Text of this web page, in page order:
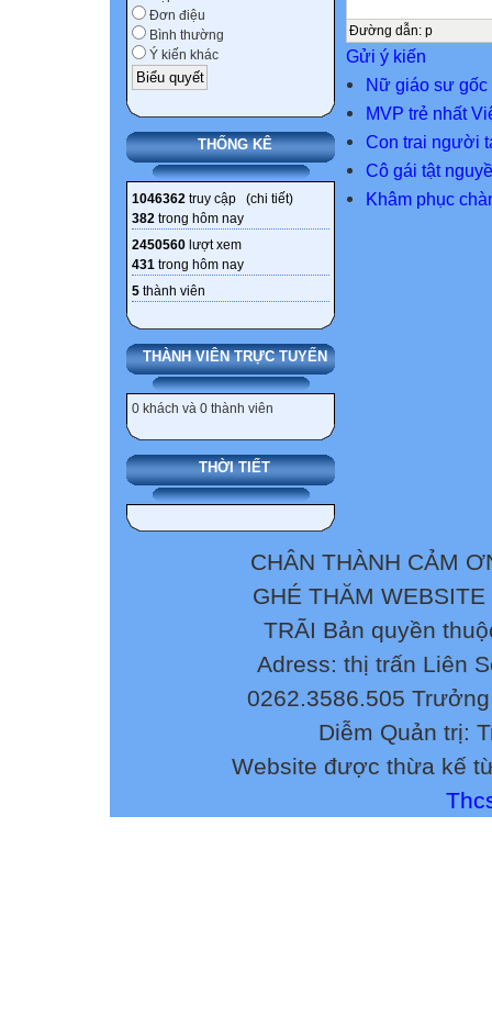
Đơn điệu
Bình thường
Ý kiến khác
THỐNG KÊ
1046362 truy cập (chi tiết)
382 trong hôm nay
2450560 lượt xem
431 trong hôm nay
5 thành viên
THÀNH VIÊN TRỰC TUYẾN
0 khách và 0 thành viên
THỜI TIẾT
Đường dẫn: p
Gửi ý kiến
Nữ giáo sư gốc
MVP trẻ nhất
Con trai người
Cô gái tật
Khâm phục
CHÂN THÀNH CẢM
GHÉ THĂM
TRÃI Bản quyền
Adress: thị trấn Liên
0262.3586.505
Diễm Quản trị:
Website được thừa kế